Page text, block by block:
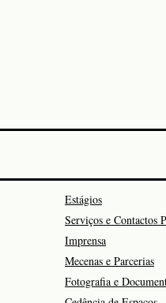
Estágios
Serviços e Contactos
Imprensa
Mecenas e Parcerias
Fotografia e